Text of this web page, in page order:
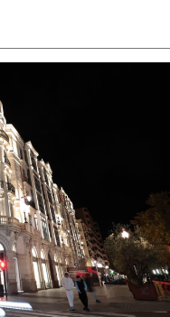
aplicaciónaplicación